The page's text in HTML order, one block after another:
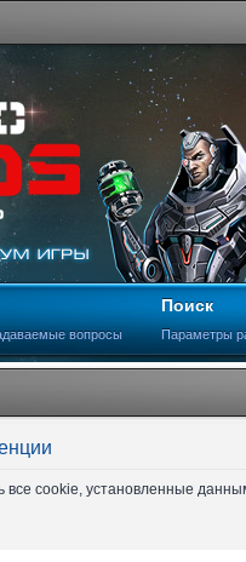
вопросы
Поиск
Параметры
все cookie, установленные